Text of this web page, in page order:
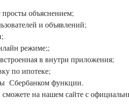
объяснением;
и объявлений;
режиме;;
в внутри приложения;
по ипотеке;
Сбербанком функции.
на нашем сайте с